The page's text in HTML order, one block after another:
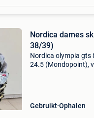
Nordica dames
38/39)
Nordica olympia gts
24.5 (Mondopoint),
Gebruikt Ophalen